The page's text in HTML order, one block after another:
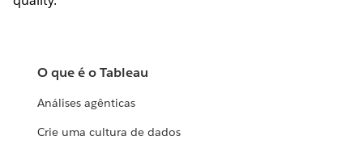
O que é o Tableau
Análises agênticas
Crie uma cultura de dados